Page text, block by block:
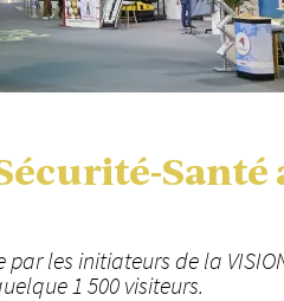
Santé
les initiateurs de la
1 500 visiteurs.